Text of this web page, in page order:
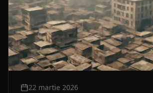
22 martie 2026